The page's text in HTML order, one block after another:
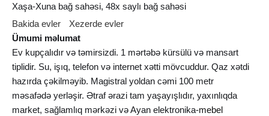
Xaşa-Xuna bağ sahəsi, 48x saylı bağ sahəsi
Bakida evler
Xezerde evler
Ümumi məlumat
Ev kupçalıdır və təmirsizdi. 1 mərtəbə kürsülü və mansart
tiplidir. Su, işıq, telefon və internet xətti mövcuddur. Qaz xətdi
hazırda çəkilməyib. Magistral yoldan cəmi 100 metr
məsafədə yerləşir. Ətraf ərazi tam yaşayışlıdır, yaxınlıqda
market, sağlamlıq mərkəzi və Ayan elektronika-mebel